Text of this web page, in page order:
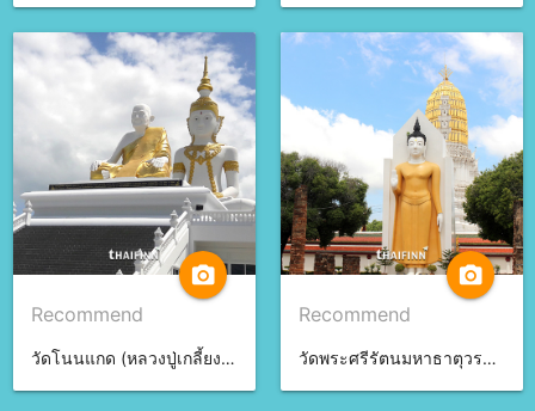
camera_alt
Recommend
วัดโนนแกด (หลวงปู่เกลี้ยง) จ.ศรีสะเกษ
camera_alt
Recommend
วัดพระศรีรัตนมหาธาตุวรมหาวิหาร จ.พิษณุโลก